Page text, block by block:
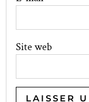
Site web